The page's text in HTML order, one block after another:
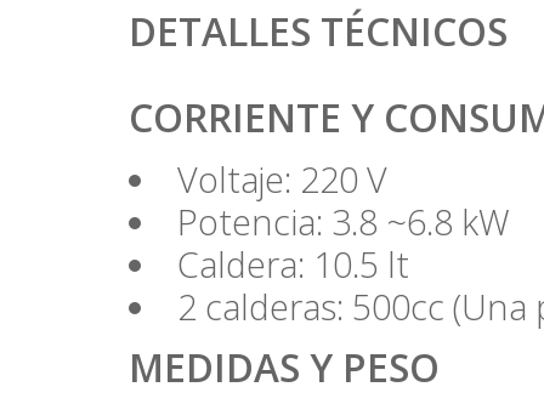
DETALLES TÉCNICOS
CORRIENTE Y
Voltaje: 220 V
Potencia: 3.8 ~6.8 kW
Caldera: 10.5 lt
2 calderas: 500cc
MEDIDAS Y PESO